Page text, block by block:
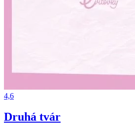
4,6
Druhá tvár